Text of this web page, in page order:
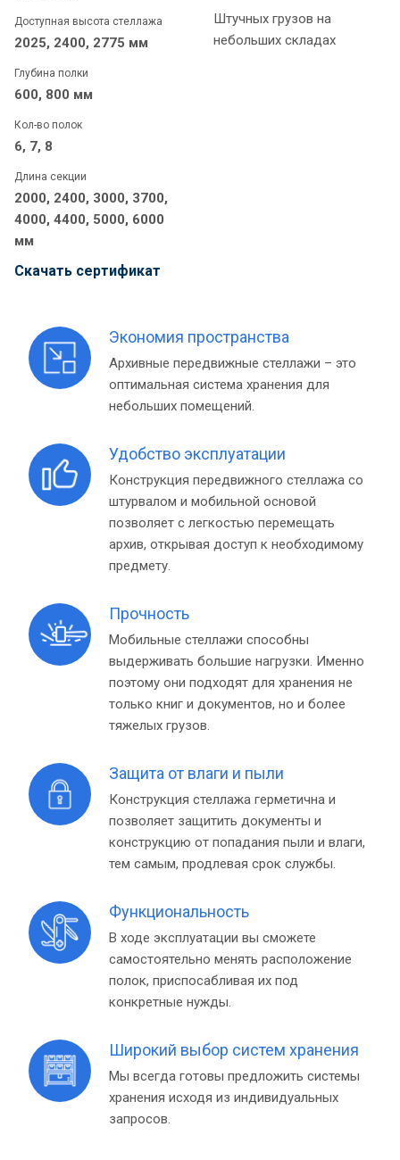
Доступная высота стеллажа
2025, 2400, 2775 мм
Глубина полки
600, 800 мм
Кол-во полок
6, 7, 8
Длина секции
2000, 2400, 3000, 3700,
4000, 4400, 5000, 6000
мм
Cкачать сертификат
Штучных грузов на
небольших складах
Экономия пространства
Архивные передвижные стеллажи – это
оптимальная система хранения для
небольших помещений.
Удобство эксплуатации
Конструкция передвижного стеллажа со
штурвалом и мобильной основой
позволяет с легкостью перемещать
архив, открывая доступ к необходимому
предмету.
Прочность
Мобильные стеллажи способны
выдерживать большие нагрузки. Именно
поэтому они подходят для хранения не
только книг и документов, но и более
тяжелых грузов.
Защита от влаги и пыли
Конструкция стеллажа герметична и
позволяет защитить документы и
конструкцию от попадания пыли и влаги,
тем самым, продлевая срок службы.
Функциональность
В ходе эксплуатации вы сможете
самостоятельно менять расположение
полок, приспосабливая их под
конкретные нужды.
Широкий выбор систем хранения
Мы всегда готовы предложить системы
хранения исходя из индивидуальных
запросов.